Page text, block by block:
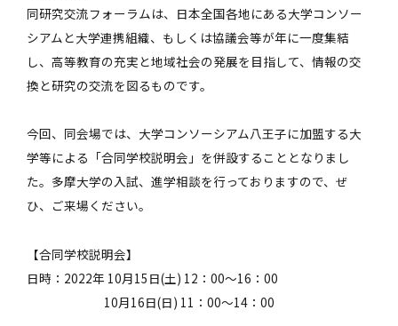
同研究交流フォーラムは、日本全国各地にある大学コンソー
シアムと大学連携組織、もしくは協議会等が年に一度集結
し、高等教育の充実と地域社会の発展を目指して、情報の交
換と研究の交流を図るものです。
今回、同会場では、大学コンソーシアム八王子に加盟する大
学等による「合同学校説明会」を併設することとなりまし
た。多摩大学の入試、進学相談を行っておりますので、ぜ
ひ、ご来場ください。
【合同学校説明会】
日時：2022年 10月15日(土) 12：00～16：00
10月16日(日) 11：00～14：00